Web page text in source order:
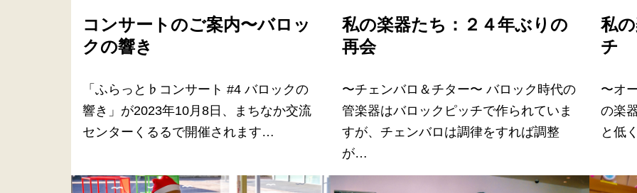
コンサートのご案内〜バロッ
クの響き
「ふらっと♭コンサート #4 バロックの
響き」が2023年10月8日、まちなか交流
センターくるるで開催されます…
私の楽器たち：２４年ぶりの
再会
〜チェンバロ＆チター〜 バロック時代の
管楽器はバロックピッチで作られていま
すが、チェンバロは調律をすれば調整
が…
私
チ
〜オ
の楽
と低